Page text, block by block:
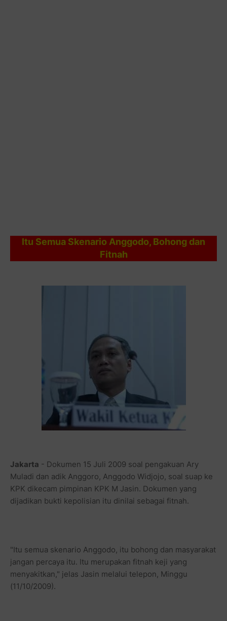
Itu Semua Skenario Anggodo, Bohong dan
Fitnah
Jakarta - Dokumen 15 Juli 2009 soal pengakuan Ary
Muladi dan adik Anggoro, Anggodo Widjojo, soal suap ke
KPK dikecam pimpinan KPK M Jasin. Dokumen yang
dijadikan bukti kepolisian itu dinilai sebagai fitnah.
"Itu semua skenario Anggodo, itu bohong dan masyarakat
jangan percaya itu. Itu merupakan fitnah keji yang
menyakitkan," jelas Jasin melalui telepon, Minggu
(11/10/2009).